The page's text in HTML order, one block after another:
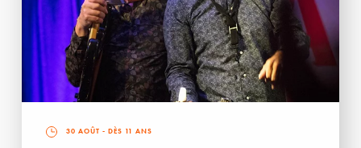
30 AOÛT - DÈS 11 ANS